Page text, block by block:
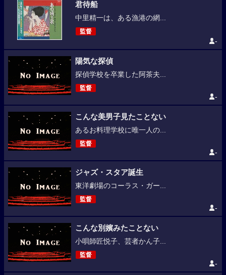
君待船
中里精一は、ある漁港の網...
監督
-
陽気な探偵
探偵学校を卒業した阿茶夫...
監督
-
こんな美男子見たことない
あるお料理学校に唯一人の...
監督
-
ジャズ・スタア誕生
東洋劇場のコーラス・ガー...
監督
-
こんな別嬪みたことない
小唄師匠悦子、芸者かん子...
監督
-